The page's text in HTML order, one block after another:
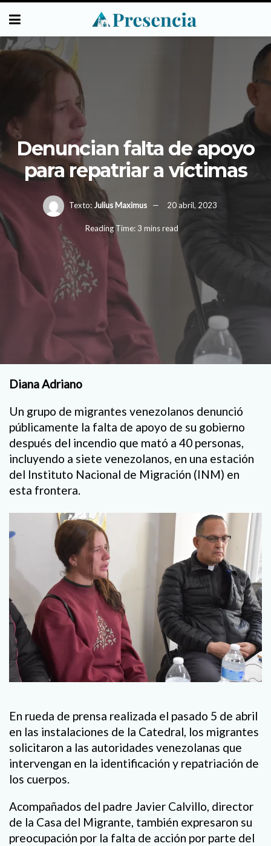
Denuncian falta de apoyo
para repatriar a víctimas
Texto: Julius Maximus 20 abril, 2023
Reading Time: 3 mins read
Diana Adriano
Un grupo de migrantes venezolanos denunció
públicamente la falta de apoyo de su gobierno
después del incendio que mató a 40 personas,
incluyendo a siete venezolanos, en una estación
del Instituto Nacional de Migración (INM) en
esta frontera.
En rueda de prensa realizada el pasado 5 de abril
en las instalaciones de la Catedral, los migrantes
solicitaron a las autoridades venezolanas que
intervengan en la identificación y repatriación de
los cuerpos.
Acompañados del padre Javier Calvillo, director
de la Casa del Migrante, también expresaron su
preocupación por la falta de acción por parte del